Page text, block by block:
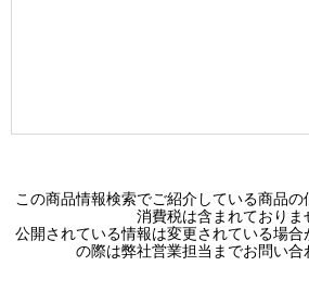
この商品情報検索でご紹介している商品の
消費税は含まれておりま
公開されている情報は変更されている場合
の際は弊社営業担当までお問い合